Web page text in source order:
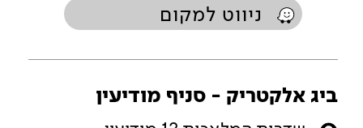
ניווט למקום
ביג אלקטריק - סניף מודיעין